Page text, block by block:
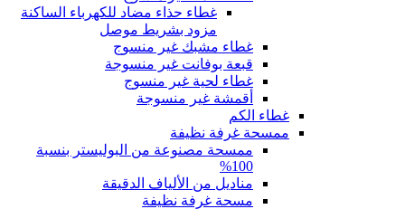
غطاء حذاء مضاد للكهرباء الساكنة
مزود بشريط موصل
غطاء مشبك غير منسوج
قبعة بوفانت غير منسوجة
غطاء لحية غير منسوج
أقمشة غير منسوجة
غطاء الكم
ممسحة غرفة نظيفة
ممسحة مصنوعة من البوليستر بنسبة
100%
مناديل من الألياف الدقيقة
مسحة غرفة نظيفة